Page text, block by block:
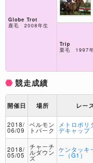
Globe Trot
鹿毛 2008年生
Trip
栗毛 1997
競走成績
開催日 場所 レー
2018/
06/09
ベルモン
トパーク
メトロポリ
デキャップ
2018/
05/05
チャーチ
ルダウン
ズ
ケンタッキ
ー（G1）